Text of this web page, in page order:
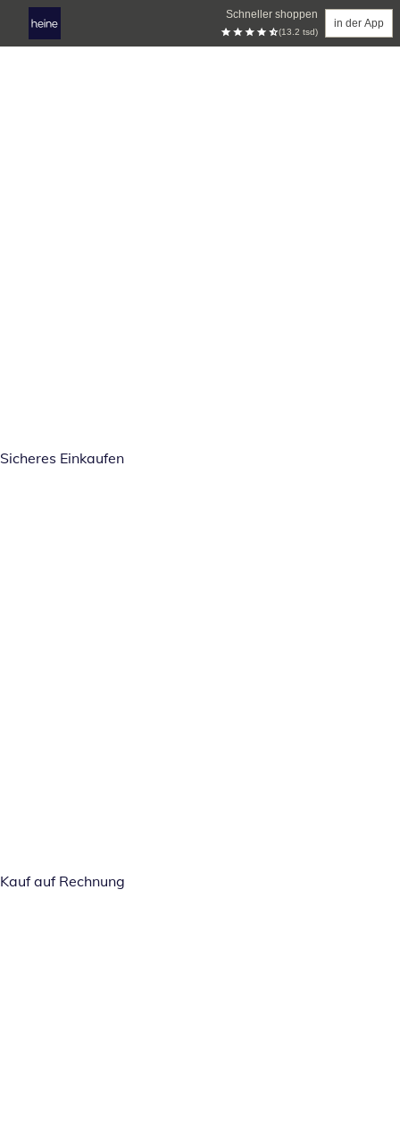
Schneller shoppen
(13.2 tsd)
in der App
Sicheres Einkaufen
Kauf auf Rechnung